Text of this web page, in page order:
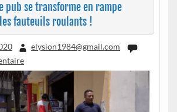
pub se transforme en rampe
fauteuils roulants !
elysion1984@gmail.com